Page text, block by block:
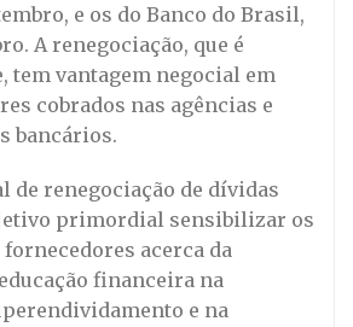
e os do Banco do Brasil,
A renegociação, que é
tem vantagem negocial em
cobrados nas agências e
bancários.
de renegociação de dívidas
primordial sensibilizar os
acerca da
financeira na
e na